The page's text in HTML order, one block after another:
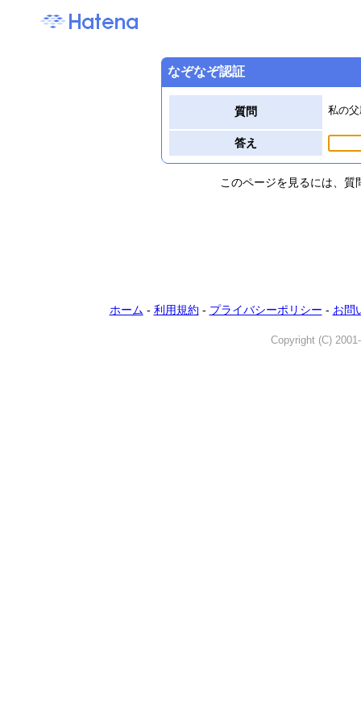
なぞなぞ認証
質問 私の
答え
このページを見るには、
ホーム - 利用規約 - プライバシーポリシー - お問
Copyright (C)